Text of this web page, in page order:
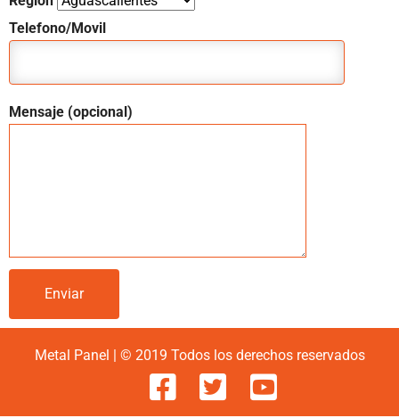
Telefono/Movil
Mensaje (opcional)
Metal Panel | © 2019 Todos los derechos reservados